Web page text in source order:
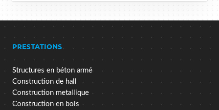
PRESTATIONS
Structures en béton armé
Construction de hall
Construction metallique
Construction en bois